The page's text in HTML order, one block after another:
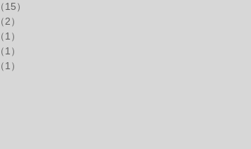
（15）
（2）
（1）
（1）
（1）